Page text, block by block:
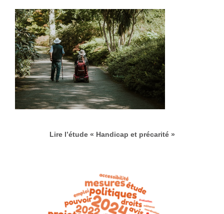
Lire l’étude « Handicap et précarité »